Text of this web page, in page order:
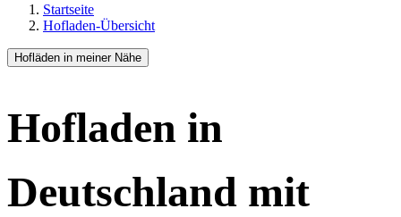
Startseite
Hofladen-Übersicht
Hofläden in meiner Nähe
Hofladen in
Deutschland mit